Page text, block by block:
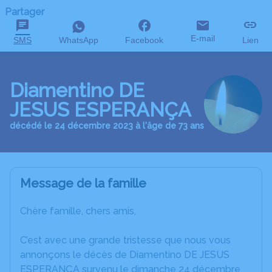
Partager
SMS WhatsApp Facebook E-mail Lien
Diamentino DE
JESUS ESPERANÇA
décédé le 24 décembre 2023 à l'âge de 73 ans
Message de la famille
Chère famille, chers amis,
C’est avec une grande tristesse que nous vous
annonçons le décès de Diamentino DE JESUS
ESPERANÇA survenu le dimanche 24 décembre